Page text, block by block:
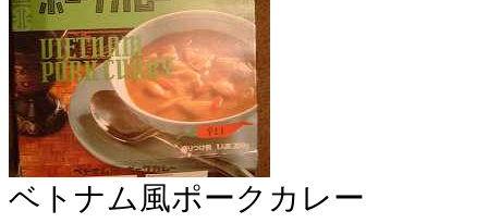
ベトナム風ポークカレー